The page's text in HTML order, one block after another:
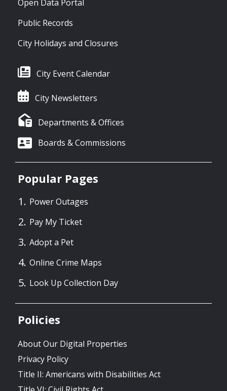
Open Data Portal
Public Records
City Holidays and Closures
City Event Calendar
City Newsletters
Departments & Offices
Boards & Commissions
Popular Pages
Power Outages
Pay My Ticket
Adopt a Pet
Online Crime Maps
Look Up Collection Day
Policies
About Our Digital Properties
Privacy Policy
Title II: Americans with Disabilities Act